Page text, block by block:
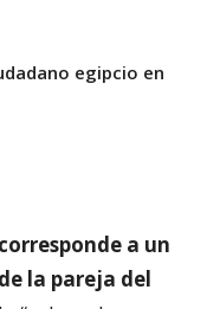
egipcio en
a un
la pareja del